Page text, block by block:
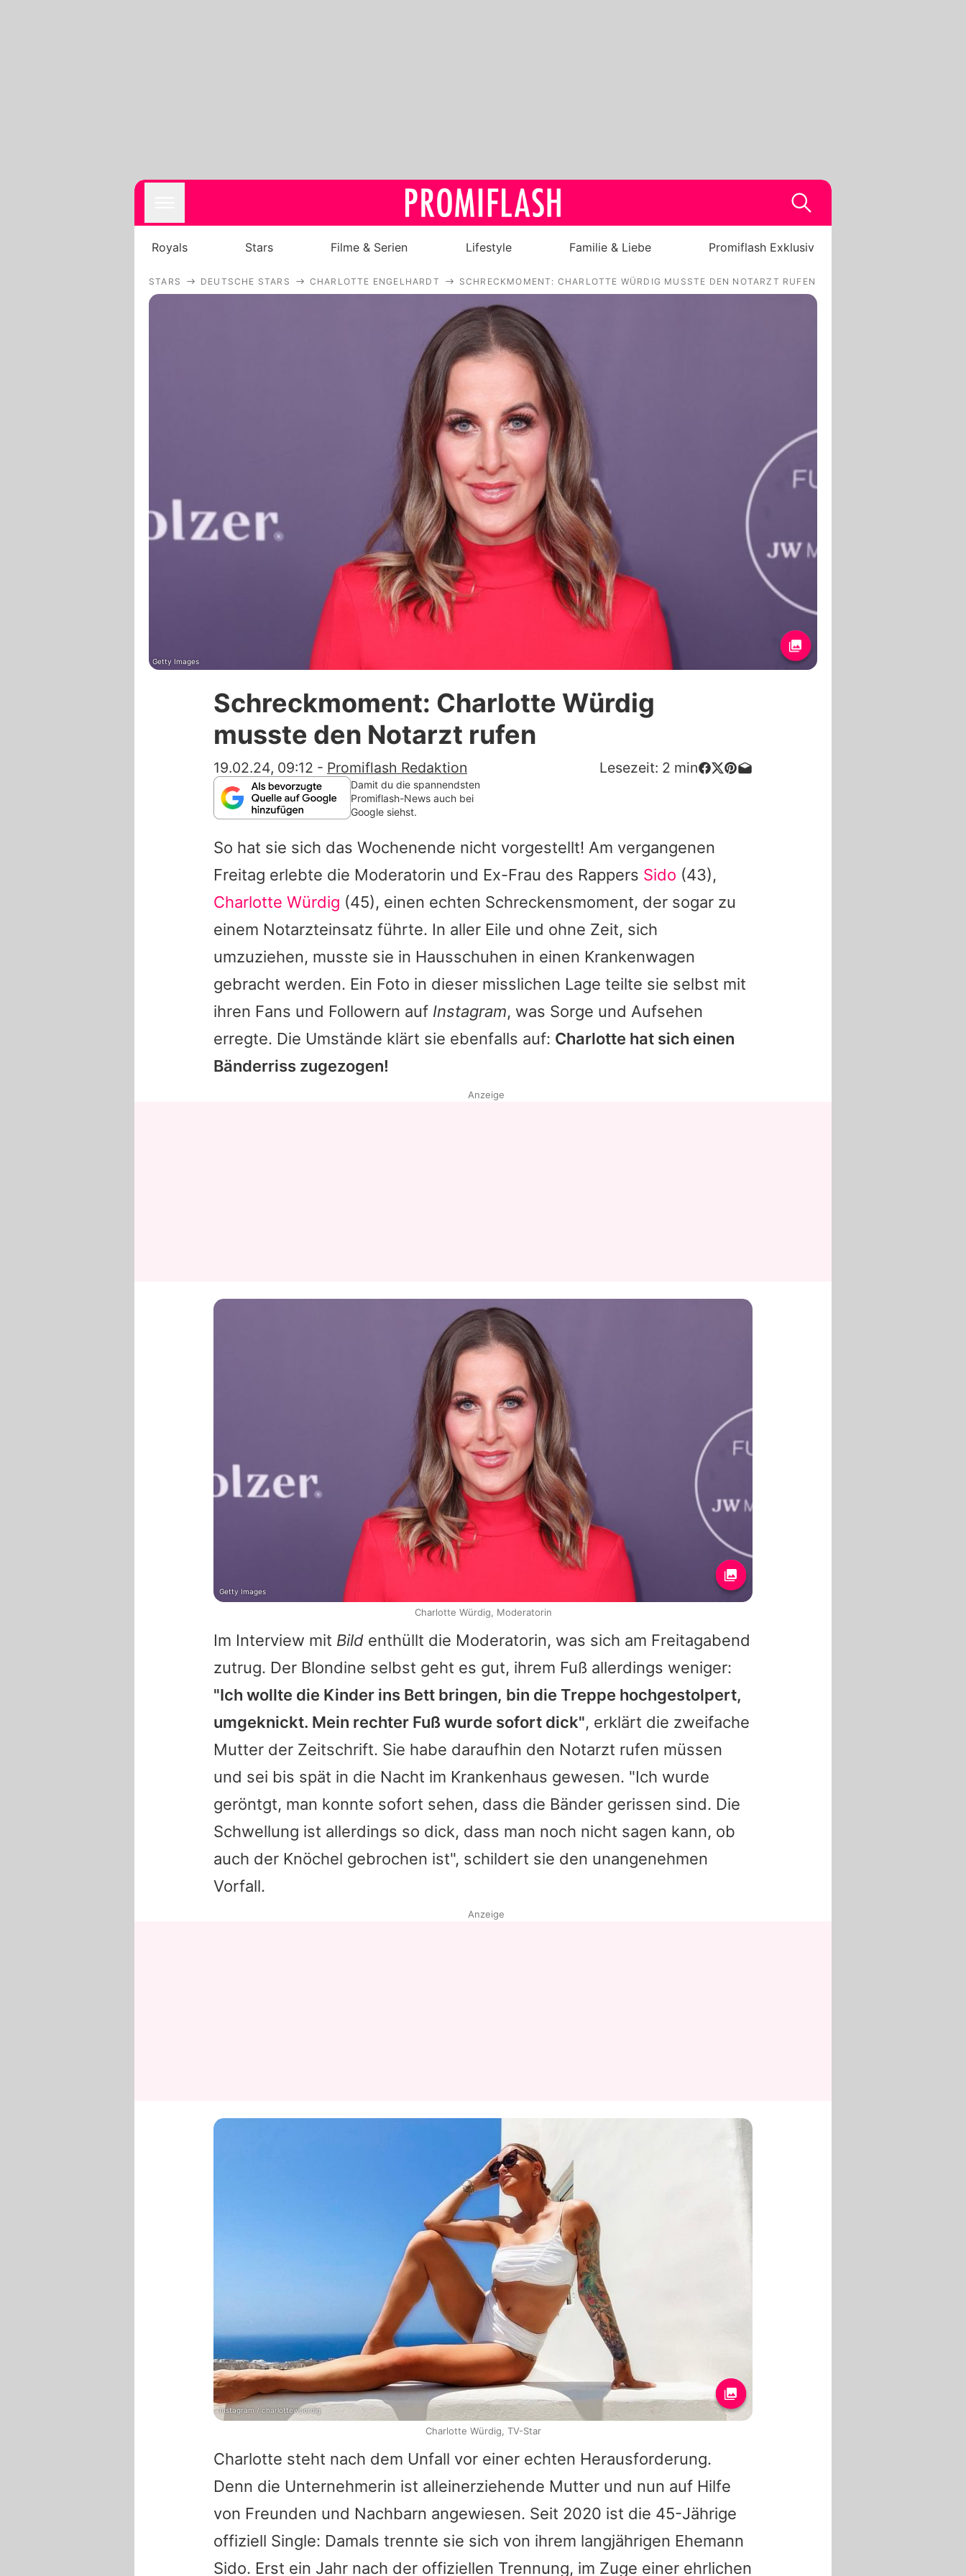
Royals
Stars
Filme & Serien
Familie & Liebe
Promiflash Exklusiv
Alle Themen auf Promiflash
Jobs
App runterladen
Team
Redaktionelle Richtlinien
Datenschutzerklärung
Nutzungsbedingungen
Utiq verwalten
Royals Stars Filme & Serien Lifestyle Familie & Liebe Promiflash Exklusiv
STARS DEUTSCHE STARS CHARLOTTE ENGELHARDT SCHRECKMOMENT: CHARLOTTE WÜRDIG MUSSTE DEN NOTARZT RUFEN
Getty Images
Schreckmoment: Charlotte Würdig
musste den Notarzt rufen
19.02.24, 09:12 - Promiflash Redaktion Lesezeit: 2 min
Damit du die spannendsten
Promiflash-News auch bei
Google siehst.
So hat sie sich das Wochenende nicht vorgestellt! Am vergangenen
Freitag erlebte die Moderatorin und Ex-Frau des Rappers Sido (43),
Charlotte Würdig (45), einen echten Schreckensmoment, der sogar zu
einem Notarzteinsatz führte. In aller Eile und ohne Zeit, sich
umzuziehen, musste sie in Hausschuhen in einen Krankenwagen
gebracht werden. Ein Foto in dieser misslichen Lage teilte sie selbst mit
ihren Fans und Followern auf Instagram, was Sorge und Aufsehen
erregte. Die Umstände klärt sie ebenfalls auf: Charlotte hat sich einen
Bänderriss zugezogen!
Im Interview mit Bild enthüllt die Moderatorin, was sich am Freitagabend
zutrug. Der Blondine selbst geht es gut, ihrem Fuß allerdings weniger:
"Ich wollte die Kinder ins Bett bringen, bin die Treppe hochgestolpert,
umgeknickt. Mein rechter Fuß wurde sofort dick", erklärt die zweifache
Mutter der Zeitschrift. Sie habe daraufhin den Notarzt rufen müssen
und sei bis spät in die Nacht im Krankenhaus gewesen. "Ich wurde
geröntgt, man konnte sofort sehen, dass die Bänder gerissen sind. Die
Schwellung ist allerdings so dick, dass man noch nicht sagen kann, ob
auch der Knöchel gebrochen ist", schildert sie den unangenehmen
Vorfall.
Charlotte steht nach dem Unfall vor einer echten Herausforderung.
Denn die Unternehmerin ist alleinerziehende Mutter und nun auf Hilfe
von Freunden und Nachbarn angewiesen. Seit 2020 ist die 45-Jährige
offiziell Single: Damals trennte sie sich von ihrem langjährigen Ehemann
Sido. Erst ein Jahr nach der offiziellen Trennung, im Zuge einer ehrlichen
Anzeige
Getty Images
Charlotte Würdig, Moderatorin
Anzeige
Instagram / charlottewuerdig
Charlotte Würdig, TV-Star